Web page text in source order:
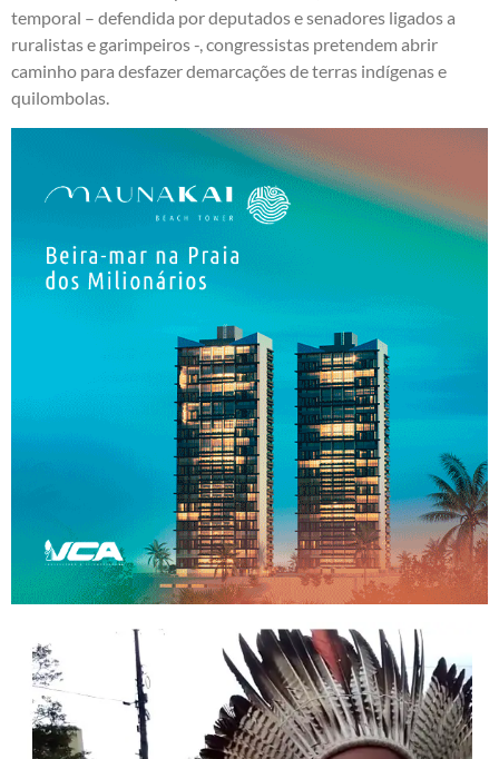
temporal – defendida por deputados e senadores ligados a
ruralistas e garimpeiros -, congressistas pretendem abrir
caminho para desfazer demarcações de terras indígenas e
quilombolas.